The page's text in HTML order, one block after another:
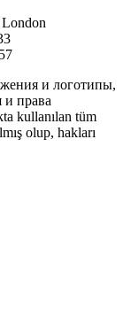
и логотипы,
и права
kullanılan tüm
olup, hakları